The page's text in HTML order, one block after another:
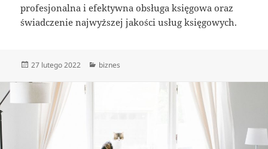
profesjonalna i efektywna obsługa księgowa oraz
świadczenie najwyższej jakości usług księgowych.
Data
27 lutego 2022 Kategorie
biznes